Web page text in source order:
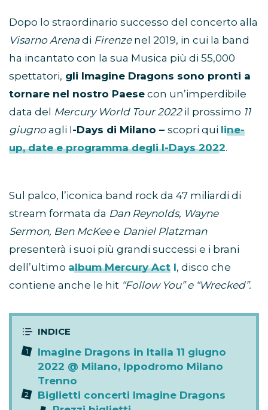
Dopo lo straordinario successo del concerto alla
Visarno Arena di Firenzenel 2019, in cui la band
ha incantato con la sua Musica più di 55,000
spettatori, gli Imagine Dragons sono pronti a
tornare nel nostro Paese con un’imperdibile
data del Mercury World Tour 2022il prossimo 11
giugnoagli I-Days di Milano – scopri qui line-
up, date e programma degli I-Days 2022.
Sul palco, l’iconica band rock da 47 miliardi di
stream formata da Dan Reynolds, Wayne
Sermon, Ben McKeee Daniel Platzman
presenterà i suoi più grandi successi e i brani
dell’ultimo album Mercury Act I, disco che
contiene anche le hit “Follow You” e “Wrecked”.
Imagine Dragons in Italia 11 giugno
2022 @ Milano, Ippodromo Milano
Trenno
Biglietti concerti Imagine Dragons